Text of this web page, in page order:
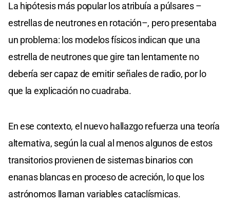
La hipótesis más popular los atribuía a púlsares –
estrellas de neutrones en rotación–, pero presentaba
un problema: los modelos físicos indican que una
estrella de neutrones que gire tan lentamente no
debería ser capaz de emitir señales de radio, por lo
que la explicación no cuadraba.
En ese contexto, el nuevo hallazgo refuerza una teoría
alternativa, según la cual al menos algunos de estos
transitorios provienen de sistemas binarios con
enanas blancas en proceso de acreción, lo que los
astrónomos llaman variables cataclísmicas.